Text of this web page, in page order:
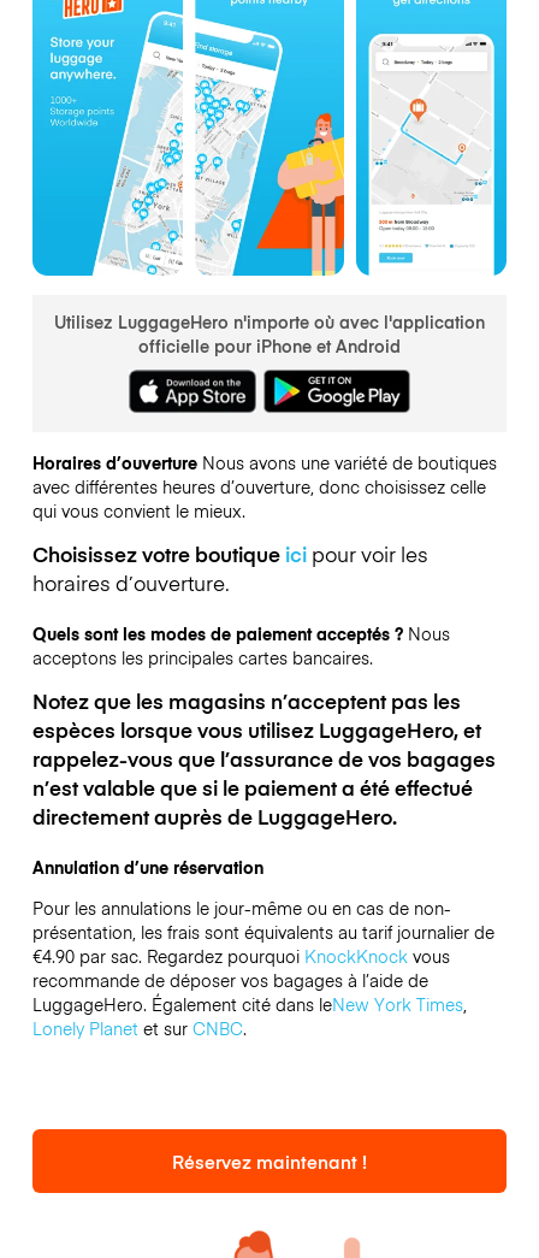
Utilisez LuggageHero n'importe où avec l'application
officielle pour iPhone et Android
Horaires d’ouverture Nous avons une variété de boutiques
avec différentes heures d’ouverture, donc choisissez celle
qui vous convient le mieux.
Choisissez votre boutique icipour voir les
horaires d’ouverture.
Quels sont les modes de paiement acceptés ? Nous
acceptons les principales cartes bancaires.
Notez que les magasins n’acceptent pas les
espèces lorsque vous utilisez LuggageHero, et
rappelez-vous que l’assurance de vos bagages
n’est valable que si le paiement a été effectué
directement auprès de LuggageHero.
Annulation d’une réservation
Pour les annulations le jour-même ou en cas de non-
présentation, les frais sont équivalents au tarif journalier de
€4.90 par sac. Regardez pourquoi KnockKnockvous
recommande de déposer vos bagages à l’aide de
LuggageHero. Également cité dans leNew York Times,
Lonely Planetet sur CNBC.
Réservez maintenant !